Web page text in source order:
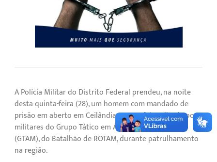
A Polícia Militar do Distrito Federal prendeu, na noite
desta quinta-feira (28), um homem com mandado de
prisão em aberto em Ceilândia. A ação foi realizada por
militares do Grupo Tático em Ações Motociclísticas
(GTAM), do Batalhão de ROTAM, durante patrulhamento
na região.